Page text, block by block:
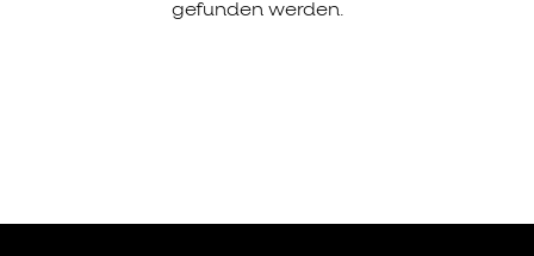
gefunden werden.